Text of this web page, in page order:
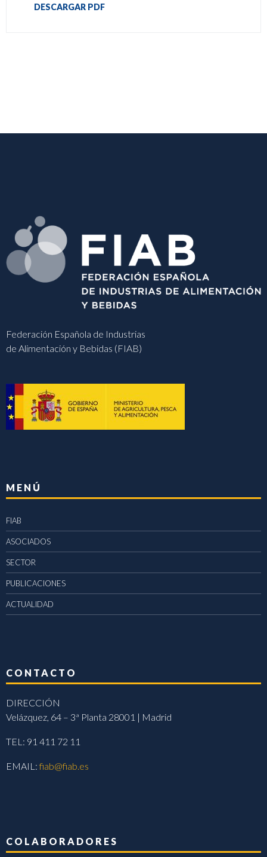
DESCARGAR PDF
Federación Española de Industrias
de Alimentación y Bebidas (FIAB)
MENÚ
FIAB
ASOCIADOS
SECTOR
PUBLICACIONES
ACTUALIDAD
CONTACTO
DIRECCIÓN
Velázquez, 64 – 3ª Planta 28001 | Madrid
TEL: 91 411 72 11
EMAIL:fiab@fiab.es
COLABORADORES